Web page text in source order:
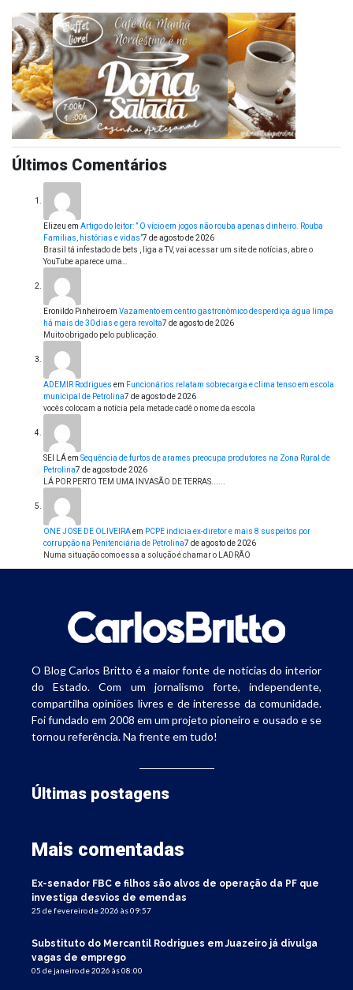
Últimos Comentários
Elizeu em Artigo do leitor: ” O vício em jogos não rouba apenas dinheiro. Rouba
Famílias, histórias e vidas”7 de agosto de 2026
Brasil tá infestado de bets , liga a TV, vai acessar um site de notícias, abre o
YouTube aparece uma…
Eronildo Pinheiroem Vazamento em centro gastronômico desperdiça água limpa
há mais de 30 dias e gera revolta7 de agosto de 2026
Muito obrigado pelo publicação.
ADEMIR Rodrigues em Funcionários relatam sobrecarga e clima tenso em escola
municipal de Petrolina7 de agosto de 2026
vocês colocam a notícia pela metade cadê o nome da escola
SEI LÁem Sequência de furtos de arames preocupa produtores na Zona Rural de
Petrolina7 de agosto de 2026
LÁ POR PERTO TEM UMA INVASÃO DE TERRAS......
ONE JOSE DE OLIVEIRAem PCPE indicia ex-diretor e mais 8 suspeitos por
corrupção na Penitenciária de Petrolina7 de agosto de 2026
Numa situação como essa a solução é chamar o LADRÃO
O Blog Carlos Britto é a maior fonte de notícias do interior
do Estado. Com um jornalismo forte, independente,
compartilha opiniões livres e de interesse da comunidade.
Foi fundado em 2008 em um projeto pioneiro e ousado e se
tornou referência. Na frente em tudo!
Últimas postagens
Mais comentadas
Ex-senador FBC e filhos são alvos de operação da PF que
investiga desvios de emendas
25 de fevereiro de 2026 às 09:57
Substituto do Mercantil Rodrigues em Juazeiro já divulga
vagas de emprego
05 de janeiro de 2026 às 08:00